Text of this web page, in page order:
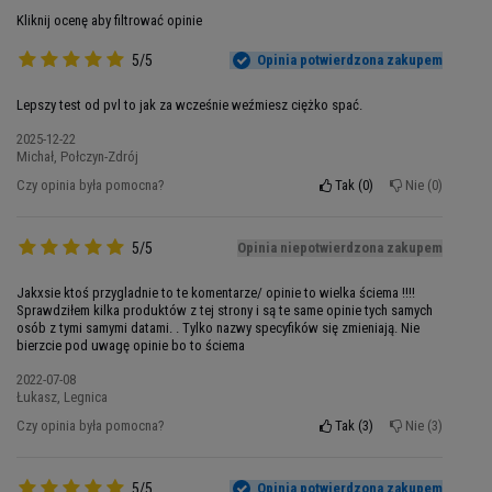
wchłaniania. Dzięki dodatkowi BioPerine -
ekstraktu z czarnego pieprzu o udowodnionej
lepiej przyswajane przez organizm. Oznacza to,
że każda kapsułka dostarcza maksymalną ilość
składników odżywczych tam, gdzie są najbardziej
potrzebne.
przyniosą oczekiwanych rezultatów bez
odpowiedniej regeneracji i wsparcia
hormonalnego. MUTANT Core ZM8+ działa
podczas snu, kiedy Twój organizm najbardziej
intensywnie się regeneruje, wspierając naturalne
procesy wzrostu mięśni.
Potęga Minerałów dla Twojego
Sukcesu
Kliknij ocenę aby filtrować opinie
5/5 Opinia potwierdzona zakupem
Lepszy test od pvl to jak za wcześnie weźmiesz ciężko spać.
2025-12-22
Michał, Połczyn-Zdrój
Czy opinia była pomocna?
Tak 0 Nie 0
5/5 Opinia niepotwierdzona zakupem
Jakxsie ktoś przygladnie to te komentarze/ opinie to wielka ściema !!!!
Sprawdziłem kilka produktów z tej strony i są te same opinie tych samych
osób z tymi samymi datami. . Tylko nazwy specyfików się zmieniają. Nie
bierzcie pod uwagę opinie bo to ściema
2022-07-08
Łukasz, Legnica
Czy opinia była pomocna?
Tak 3 Nie 3
Opinia potwierdzona zakupem